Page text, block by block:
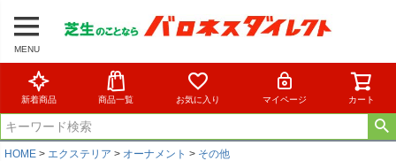
MENU
新着商品 商品一覧 お気に入り マイページ カート
HOME エクステリア オーナメント
その他